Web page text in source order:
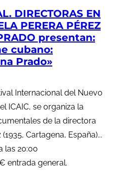
DIRECTORAS EN
PERERA PÉREZ
presentan:
cubano:
Prado»
Internacional del Nuevo
ICAIC, se organiza la
de la directora
Cartagena, España)...
las 20:00
entrada general.